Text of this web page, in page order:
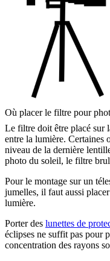
Où placer le filtre pour
Le filtre doit être placé sur
entre la lumière. Certaines
niveau de la dernière
photo du soleil, le filtre
Pour le montage sur un
jumelles, il faut aussi
lumière.
Porter des lunettes de
éclipses ne suffit pas pour
concentration des rayons